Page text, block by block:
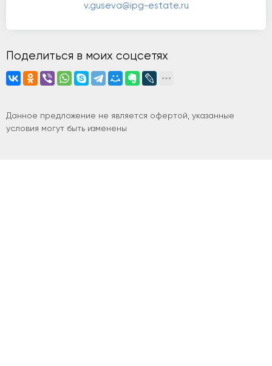
v.guseva@ipg-estate.ru
Поделиться в моих соцсетях
Данное предложение не является офертой, указанные
условия могут быть изменены